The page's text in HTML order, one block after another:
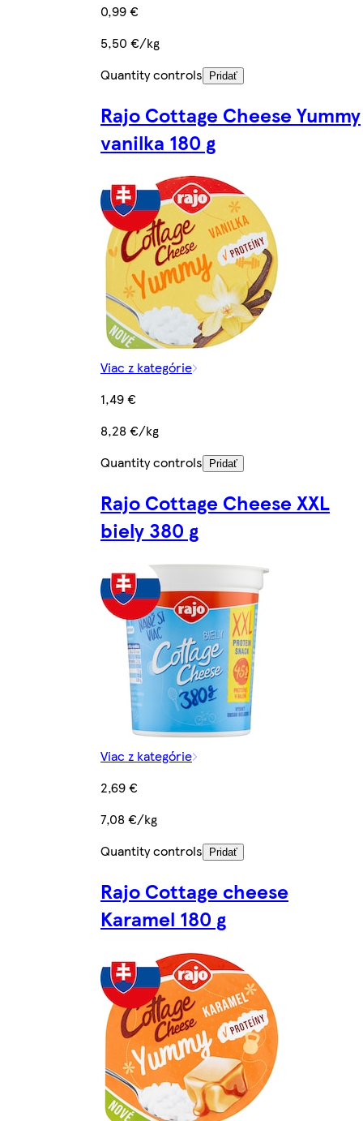
0,99 €
5,50 €/kg
Quantity controls
Pridať
Rajo Cottage Cheese Yummy
vanilka 180 g
Viac z kategórie
1,49 €
8,28 €/kg
Quantity controls
Pridať
Rajo Cottage Cheese XXL
biely 380 g
Viac z kategórie
2,69 €
7,08 €/kg
Quantity controls
Pridať
Rajo Cottage cheese
Karamel 180 g